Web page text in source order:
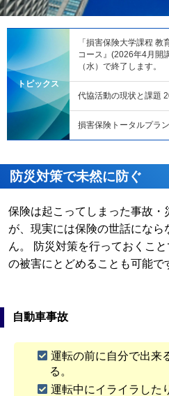
トピックス
「損害保険大学課程
コース』(2026年4月開
（水）で終了します。
代協活動の現状と課題
損害保険トータルプラ
防災対策で未然に防ぐ
保険は起こってしまった事故・
が、現実には保険の世話にな
ん。 防災対策を行っておくこ
の被害にとどめることも可能で
自動車事故
運転の前に自分で出来
る。
運転中にイライラした